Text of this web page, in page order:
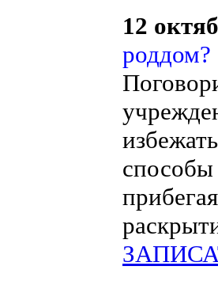
12
роддом?
способы